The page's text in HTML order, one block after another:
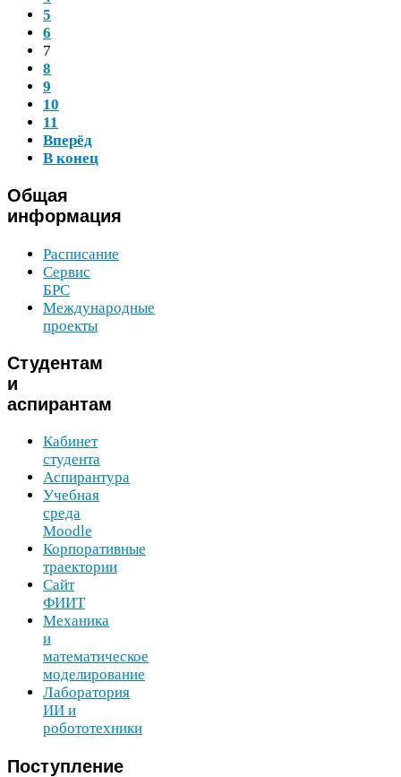
5
6
7
8
9
10
11
Вперёд
В конец
Общая
информация
Расписание
Сервис
БРС
Международные
проекты
Студентам
и
аспирантам
Кабинет
студента
Аспирантура
Учебная
среда
Moodle
Корпоративные
траектории
Сайт
ФИИТ
Механика
и
математическое
моделирование
Лаборатория
ИИ и
робототехники
Поступление